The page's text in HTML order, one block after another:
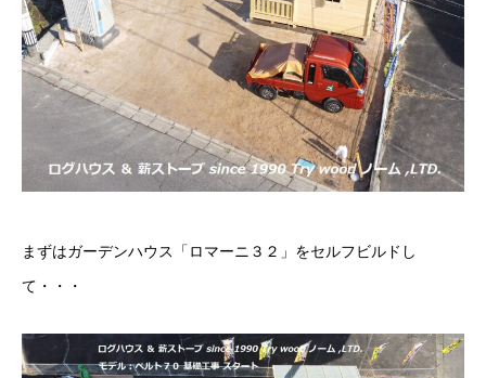
まずはガーデンハウス「ロマーニ３２」をセルフビルドし
て・・・